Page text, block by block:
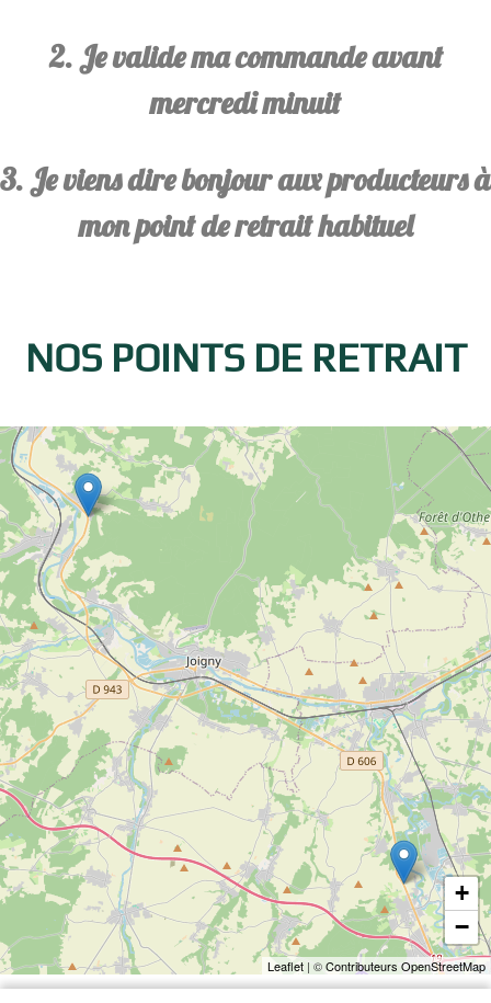
2. Je valide ma commande avant
mercredi minuit
3. Je viens dire bonjour aux producteurs à
mon point de retrait habituel
NOS POINTS DE RETRAIT
+
−
Leaflet | ©Contributeurs OpenStreetMap